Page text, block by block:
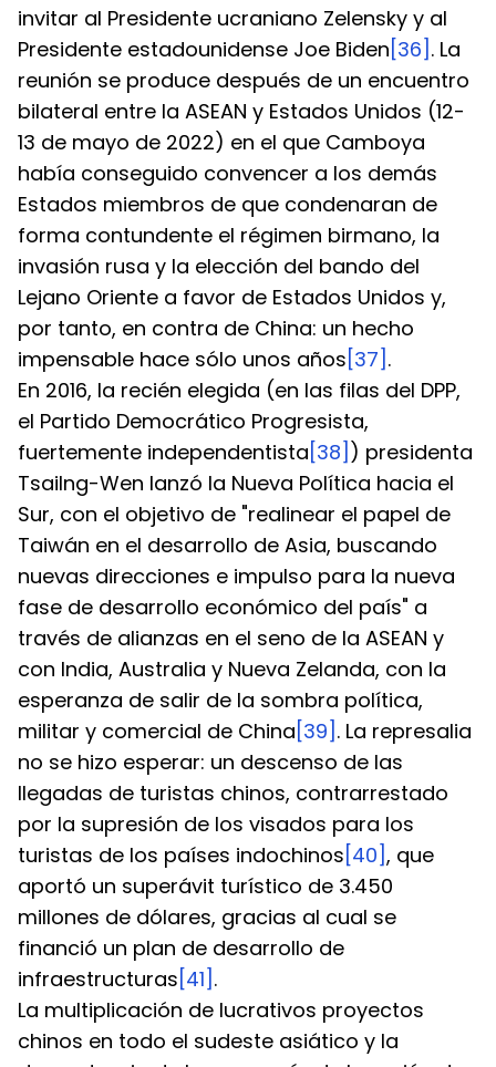
invitar al Presidente ucraniano Zelensky y al
Presidente estadounidense Joe Biden [36] . La
reunión se produce después de un encuentro
bilateral entre la ASEAN y Estados Unidos (12-
13 de mayo de 2022) en el que Camboya
había conseguido convencer a los demás
Estados miembros de que condenaran de
forma contundente el régimen birmano, la
invasión rusa y la elección del bando del
Lejano Oriente a favor de Estados Unidos y,
por tanto, en contra de China: un hecho
impensable hace sólo unos años [37] .
En 2016, la recién elegida (en las filas del DPP,
el Partido Democrático Progresista,
fuertemente independentista [38] ) presidenta
TsaiIng-Wen lanzó la Nueva Política hacia el
Sur, con el objetivo de "realinear el papel de
Taiwán en el desarrollo de Asia, buscando
nuevas direcciones e impulso para la nueva
fase de desarrollo económico del país" a
través de alianzas en el seno de la ASEAN y
con India, Australia y Nueva Zelanda, con la
esperanza de salir de la sombra política,
militar y comercial de China [39] . La represalia
no se hizo esperar: un descenso de las
llegadas de turistas chinos, contrarrestado
por la supresión de los visados para los
turistas de los países indochinos [40] , que
aportó un superávit turístico de 3.450
millones de dólares, gracias al cual se
financió un plan de desarrollo de
infraestructuras [41] .
La multiplicación de lucrativos proyectos
chinos en todo el sudeste asiático y la